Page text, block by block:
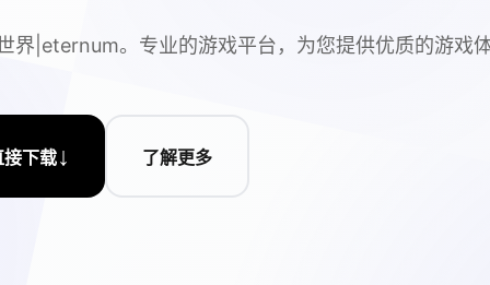
界|eternum。专业的游戏平台，为您提供优质的游戏
接下载↓ 了解更多